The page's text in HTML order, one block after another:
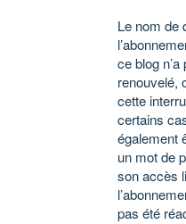
Le nom de
ce blog n’a
renouvelé,
cette
certains
également
un mot de
son accès
pas été